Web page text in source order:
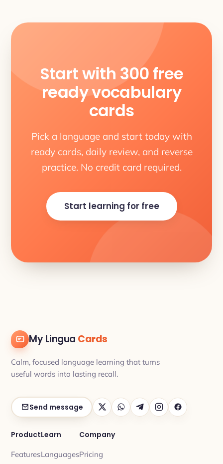
Start with 300 free
ready vocabulary
cards
Pick a language and start today with
ready cards, daily review, and reverse
practice. No credit card required.
Start learning for free
My Lingua Cards
Calm, focused language learning that turns
useful words into lasting recall.
Send message
Product
Features
Learn
Languages
Company
Pricing